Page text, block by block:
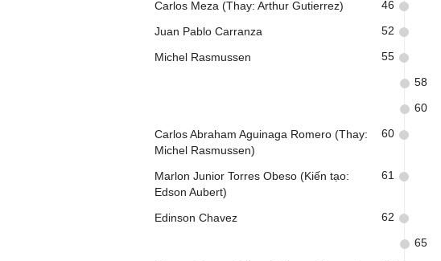
Carlos Meza (Thay: Arthur Gutierrez) 46
Juan Pablo Carranza 52
Michel Rasmussen 55
58
60
Carlos Abraham Aguinaga Romero (Thay:
Michel Rasmussen)
60
Marlon Junior Torres Obeso (Kiến tạo:
Edson Aubert)
61
Edinson Chavez 62
65